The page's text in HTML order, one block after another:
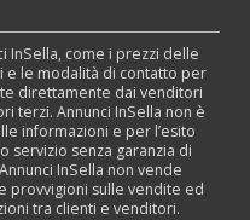
InSella, come i prezzi delle
e le modalità di contatto per
direttamente dai venditori
terzi. Annunci InSella non è
informazioni e per l’esito
servizio senza garanzia di
InSella non vende
provvigioni sulle vendite ed
tra clienti e venditori.